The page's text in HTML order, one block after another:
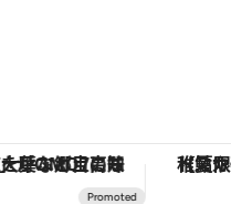
大葉など目にも舌にも涼を呼ぶ郷土の味 【夏限定ディナーコース】旬